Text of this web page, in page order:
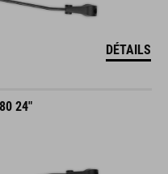
DÉTAILS
24"